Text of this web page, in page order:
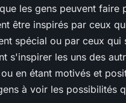
les gens peuvent
être inspirés par ceux
spécial ou par ceux
s'inspirer les uns des
en étant motivés et
à voir les possibilités